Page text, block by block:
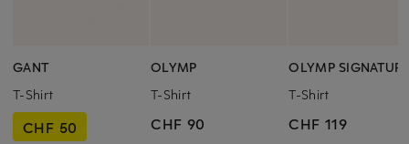
GANT
T-Shirt
CHF 50
OLYMP
T-Shirt
CHF 90
OLYMP
T-Shirt
CHF 119